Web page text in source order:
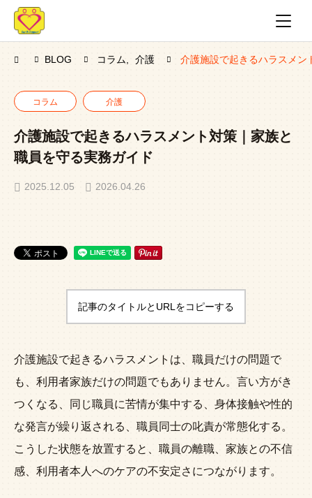
BLOG コラム 介護 介護施設で起きるハラスメン
コラム 介護
介護施設で起きるハラスメント対策｜家族と
職員を守る実務ガイド
2025.12.05 2026.04.26
記事のタイトルとURLをコピーする
介護施設で起きるハラスメントは、職員だけの問題で
も、利用者家族だけの問題でもありません。言い方がき
つくなる、同じ職員に苦情が集中する、身体接触や性的
な発言が繰り返される、職員同士の叱責が常態化する。
こうした状態を放置すると、職員の離職、家族との不信
感、利用者本人へのケアの不安定さにつながります。